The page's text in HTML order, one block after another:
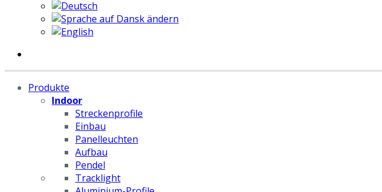
Produkte
Indoor
Streckenprofile
Einbau
Panelleuchten
Aufbau
Pendel
Tracklight